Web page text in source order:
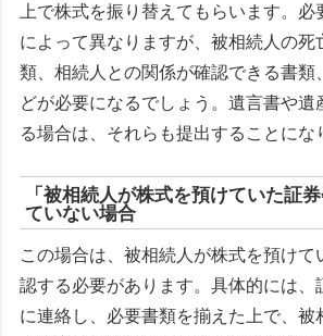
上で株式を振り替えてもらいます。
によって異なりますが、被相続人の死
類、相続人との関係が確認できる書類
どが必要になるでしょう。遺言書や遺
る場合は、それらも提出することにな
「被相続人が株式を預けていた証
ていない場合
この場合は、被相続人が株式を預けて
認する必要があります。具体的には、
に連絡し、必要書類を揃えた上で、被